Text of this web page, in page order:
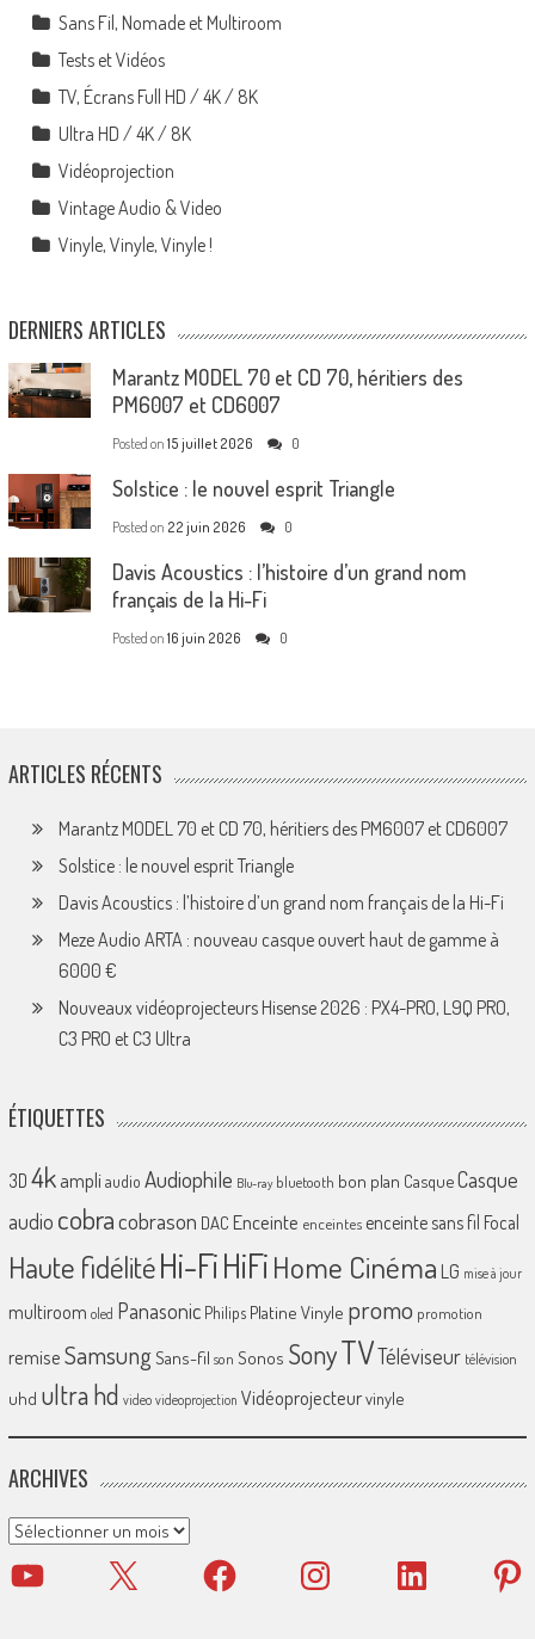
Sans Fil, Nomade et Multiroom
Tests et Vidéos
TV, Écrans Full HD / 4K / 8K
Ultra HD / 4K / 8K
Vidéoprojection
Vintage Audio & Video
Vinyle, Vinyle, Vinyle !
DERNIERS ARTICLES
Marantz MODEL 70 et CD 70, héritiers des
PM6007 et CD6007
Posted on 15 juillet 2026 0
Solstice : le nouvel esprit Triangle
Posted on 22 juin 2026 0
Davis Acoustics : l’histoire d’un grand nom
français de la Hi-Fi
Posted on 16 juin 2026 0
ARTICLES RÉCENTS
Marantz MODEL 70 et CD 70, héritiers des PM6007 et CD6007
Solstice : le nouvel esprit Triangle
Davis Acoustics : l’histoire d’un grand nom français de la Hi-Fi
Meze Audio ARTA : nouveau casque ouvert haut de gamme à
6000 €
Nouveaux vidéoprojecteurs Hisense 2026 : PX4-PRO, L9Q PRO,
C3 PRO et C3 Ultra
ÉTIQUETTES
3D 4k ampliaudio Audiophile Blu-ray bluetooth bon plan CasqueCasque
audio cobracobrason DAC Enceinte enceintes enceinte sans fil Focal
Haute fidélitéHi-FiHiFiHome Cinéma LG mise à jour
multiroom oled Panasonic Philips Platine Vinyle promo promotion
remiseSamsungSans-fil son Sonos SonyTVTéléviseur télévision
uhd ultra hd video videoprojection Vidéoprojecteurvinyle
ARCHIVES
Archives
YouTube X Facebook Instagram LinkedIn